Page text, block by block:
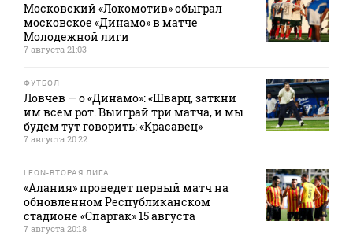
Московский «Локомотив» обыграл
московское «Динамо» в матче
Молодежной лиги
7 августа 21:03
ФУТБОЛ
Ловчев — о «Динамо»: «Шварц, заткни
им всем рот. Выиграй три матча, и мы
будем тут говорить: «Красавец»
7 августа 20:22
LEON-ВТОРАЯ ЛИГА
«Алания» проведет первый матч на
обновленном Республиканском
стадионе «Спартак» 15 августа
7 августа 20:18